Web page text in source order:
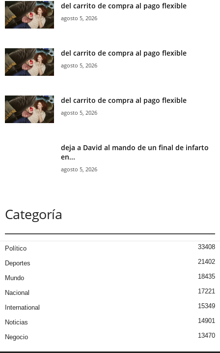
del carrito de compra al pago flexible
agosto 5, 2026
del carrito de compra al pago flexible
agosto 5, 2026
del carrito de compra al pago flexible
agosto 5, 2026
deja a David al mando de un final de infarto
en...
agosto 5, 2026
Categoría
Político 33408
Deportes 21402
Mundo 18435
Nacional 17221
International 15349
Noticias 14901
Negocio 13470